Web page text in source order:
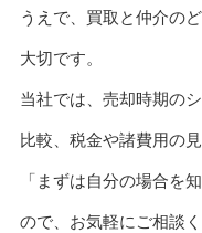
うえで、買取と仲介の
大切です。
当社では、売却時期の
比較、税金や諸費用の
「まずは自分の場合を
ので、お気軽にご相談く